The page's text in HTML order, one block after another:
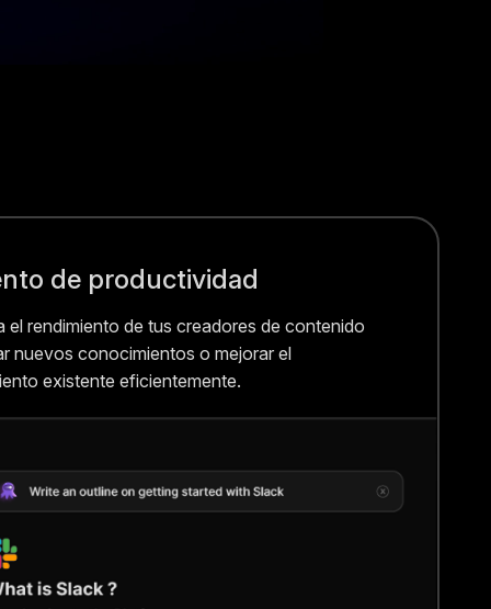
de productividad
el rendimiento de tus creadores de contenido
nuevos conocimientos o mejorar el
existente eficientemente.